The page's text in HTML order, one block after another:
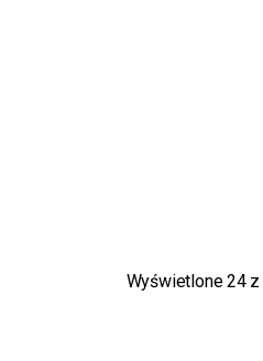
Wyświetlone24z